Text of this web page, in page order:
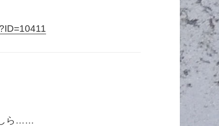
しら……